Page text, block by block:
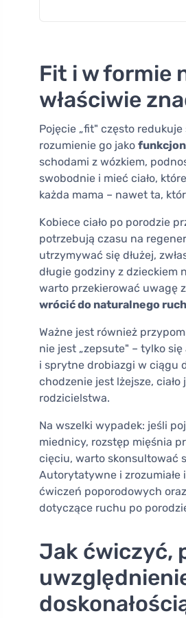
Fit i w formie
właściwie
Pojęcie „fit" często
rozumienie go jako
schodami z wózkiem,
swobodnie i mieć ciało,
każda mama – nawet ta,
Kobiece ciało po porodzie
potrzebują czasu na
utrzymywać się dłużej,
długie godziny z dzieckiem
warto przekierować uwagę
wrócić do naturalnego
Ważne jest również
nie jest „zepsute" – tylko
i sprytne drobiazgi w ciągu
chodzenie jest lżejsze,
rodzicielstwa.
Na wszelki wypadek: jeśli
miednicy, rozstęp mięśnia
cięciu, warto skonsultować
Autorytatywne i zrozumiałe
ćwiczeń poporodowych
dotyczące ruchu po
Jak ćwiczyć,